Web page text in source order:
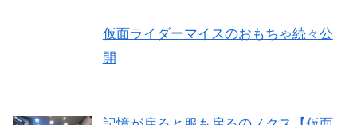
仮面ライダーマイスのおもちゃ続々公
開